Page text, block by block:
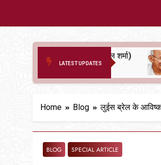
LATEST UPDATES
आरक्षण (सुनील शर्मा)
6 Months Ago
Home Blog लुईस ब्रेल के आविष्कार
BLOG SPECIAL ARTICLE